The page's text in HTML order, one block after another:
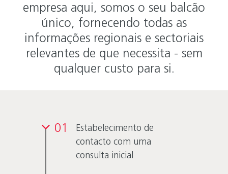
empresa aqui, somos o seu balcão
único, fornecendo todas as
informações regionais e sectoriais
relevantes de que necessita - sem
qualquer custo para si.
01
Estabelecimento de
contacto com uma
consulta inicial